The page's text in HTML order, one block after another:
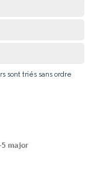
sont triés sans ordre